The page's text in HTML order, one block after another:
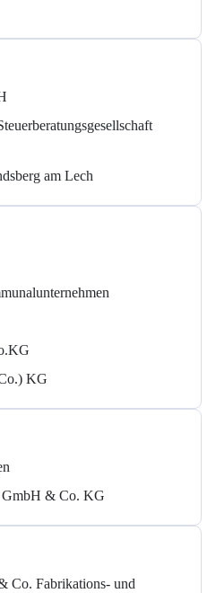
am Lech
KG
GmbH & Co. KG
Co. Fabrikations- und